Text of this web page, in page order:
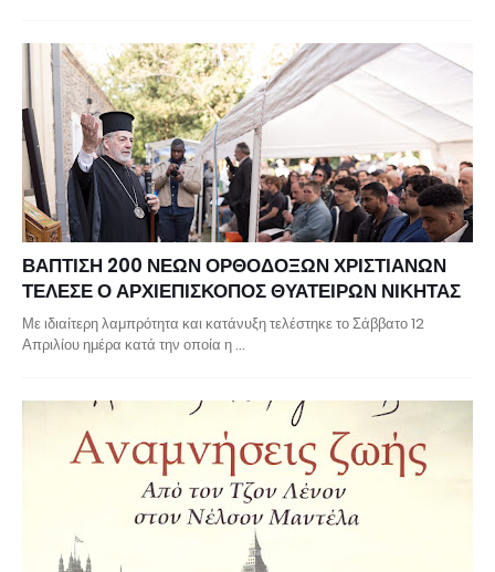
ΒΑΠΤΙΣΗ 200 ΝΕΩΝ ΟΡΘΟΔΟΞΩΝ ΧΡΙΣΤΙΑΝΩΝ
ΤΕΛΕΣΕ Ο ΑΡΧΙΕΠΙΣΚΟΠΟΣ ΘΥΑΤΕΙΡΩΝ ΝΙΚΗΤΑΣ
Με ιδιαίτερη λαμπρότητα και κατάνυξη τελέστηκε το Σάββατο 12
Απριλίου ημέρα κατά την οποία η …